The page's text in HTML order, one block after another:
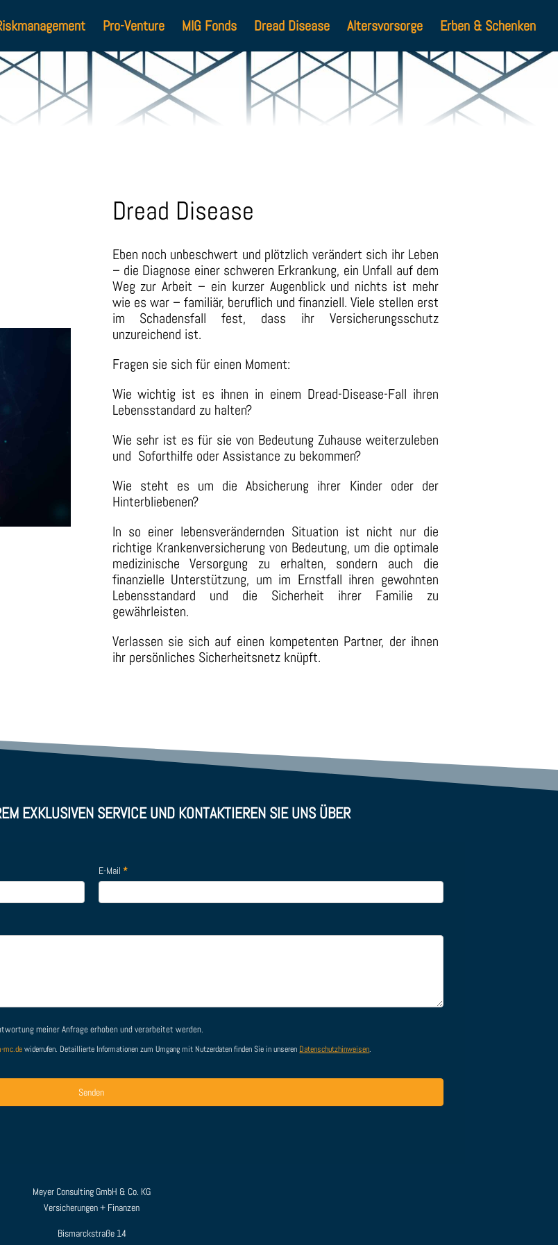
Pro-Venture MIG Fonds Dread Disease Altersvorsorge Erben & Schenken
Dread Disease
Eben noch unbeschwert und plötzlich verändert sich ihr Leben
– die Diagnose einer schweren Erkrankung, ein Unfall auf dem
Weg zur Arbeit – ein kurzer Augenblick und nichts ist mehr
wie es war – familiär, beruflich und finanziell. Viele stellen erst
im Schadensfall fest, dass ihr Versicherungsschutz
unzureichend ist.
Fragen sie sich für einen Moment:
Wie wichtig ist es ihnen in einem Dread-Disease-Fall ihren
Lebensstandard zu halten?
Wie sehr ist es für sie von Bedeutung Zuhause weiterzuleben
und Soforthilfe oder Assistance zu bekommen?
Wie steht es um die Absicherung ihrer Kinder oder der
Hinterbliebenen?
In so einer lebensverändernden Situation ist nicht nur die
richtige Krankenversicherung von Bedeutung, um die optimale
medizinische Versorgung zu erhalten, sondern auch die
finanzielle Unterstützung, um im Ernstfall ihren gewohnten
Lebensstandard und die Sicherheit ihrer Familie zu
gewährleisten.
Verlassen sie sich auf einen kompetenten Partner, der ihnen
ihr persönliches Sicherheitsnetz knüpft.
EXKLUSIVEN SERVICE UND KONTAKTIEREN SIE UNS ÜBER
E-Mail*
meiner Anfrage erhoben und verarbeitet werden.
mc.dewiderrufen. Detaillierte Informationen zum Umgang mit Nutzerdaten finden Sie in unseren Datenschutzhinweisen.
Meyer Consulting GmbH & Co. KG
Versicherungen + Finanzen
Bismarckstraße 14